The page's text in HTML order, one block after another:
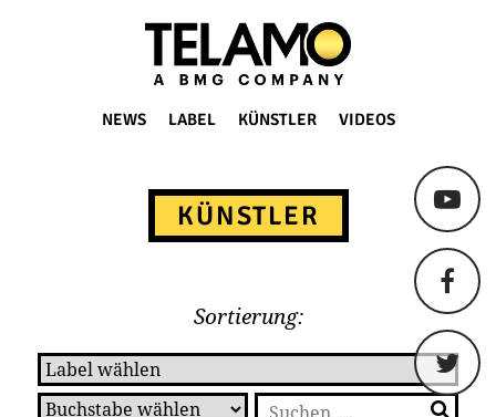
TELAMO
NEWS LABEL KÜNSTLER VIDEOS
KÜNSTLER
Sortierung:
Suchen